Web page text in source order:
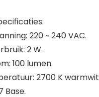
220 ~ 240 VAC.
2 W.
100 lumen.
2700 K warmwit
Base.